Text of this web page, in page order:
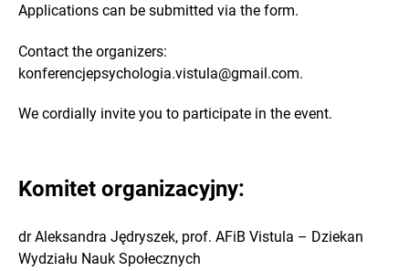
Applications can be submitted via the form.
Contact the organizers:
konferencjepsychologia.vistula@gmail.com.
We cordially invite you to participate in the event.
Komitet organizacyjny:
dr Aleksandra Jędryszek, prof. AFiB Vistula – Dziekan
Wydziału Nauk Społecznych